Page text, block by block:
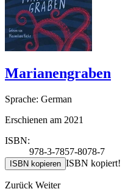
Marianengraben
Sprache: German
Erschienen am 2021
ISBN:
978-3-7857-8078-7
ISBN kopieren ISBN kopiert!
Zurück Weiter